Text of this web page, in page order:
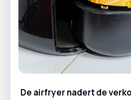
De airfryer nadert de